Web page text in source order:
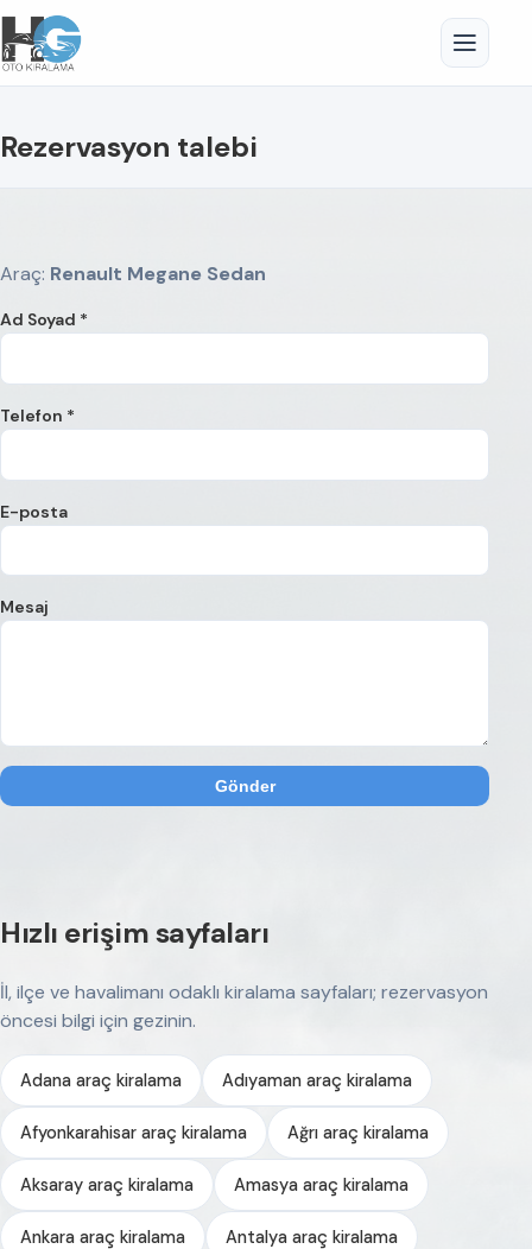
Rezervasyon talebi
Araç: Renault Megane Sedan
Ad Soyad *
Telefon *
E-posta
Mesaj
Gönder
Hızlı erişim sayfaları
İl, ilçe ve havalimanı odaklı kiralama sayfaları; rezervasyon
öncesi bilgi için gezinin.
Adana araç kiralama Adıyaman araç kiralama
Afyonkarahisar araç kiralama Ağrı araç kiralama
Aksaray araç kiralama Amasya araç kiralama
Ankara araç kiralama Antalya araç kiralama